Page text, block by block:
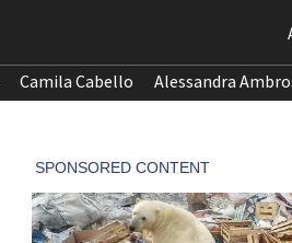
Camila Cabello Alessandra